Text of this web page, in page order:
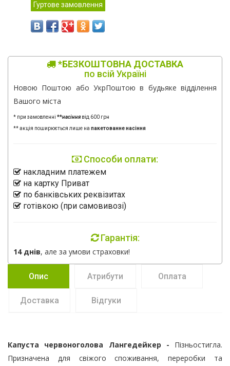
Гуртове замовлення
*БЕЗКОШТОВНА ДОСТАВКА
по всій Україні
Новою Поштою або УкрПоштою в будьяке відділення
Вашого міста
* при замовленні **насіннявід 600 грн
** акція поширюється лише на пакетованне насіння
Способи оплати:
накладним платежем
на картку Приват
по банківських реквізитах
готівкою (при самовивозі)
Гарантія:
14 днів, але за умови страховки!
Опис Атрибути Оплата
Доставка Відгуки
Капуста червоноголова Лангедейкер - Пізньостигла.
Призначена для свіжого споживання, переробки та